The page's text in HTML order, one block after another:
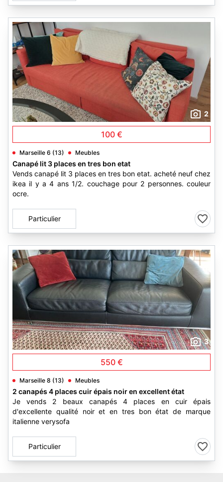
2
100 €
Marseille 6 (13) Meubles
Canapé lit 3 places en tres bon etat
Vends canapé lit 3 places en tres bon etat. acheté neuf chez
ikea il y a 4 ans 1/2. couchage pour 2 personnes. couleur
ocre.
Particulier
3
550 €
Marseille 8 (13) Meubles
2 canapés 4 places cuir épais noir en excellent état
Je vends 2 beaux canapés 4 places en cuir épais
d'excellente qualité noir et en tres bon état de marque
italienne verysofa
Particulier